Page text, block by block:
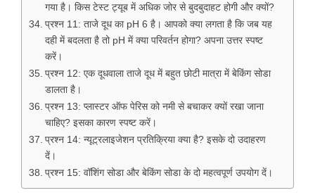
गया है। किस टेस्ट ट्यूब में अधिक जोर से बुदबुदाहट होगी और क्यों?
प्रश्न 11: ताजे दूध का pH 6 है। आपको क्या लगता है कि जब यह
दही में बदलता है तो pH में क्या परिवर्तन होगा? अपना उत्तर स्पष्ट
करें।
प्रश्न 12: एक दूधवाला ताजे दूध में बहुत छोटी मात्रा में बेकिंग सोडा
डालता है।
प्रश्न 13: प्लास्टर ऑफ पेरिस को नमी से बचाकर क्यों रखा जाना
चाहिए? इसका कारण स्पष्ट करें।
प्रश्न 14: न्यूट्रलाइजेशन प्रतिक्रिया क्या है? इसके दो उदाहरण
दें।
प्रश्न 15: वॉशिंग सोडा और बेकिंग सोडा के दो महत्वपूर्ण उपयोग दें।